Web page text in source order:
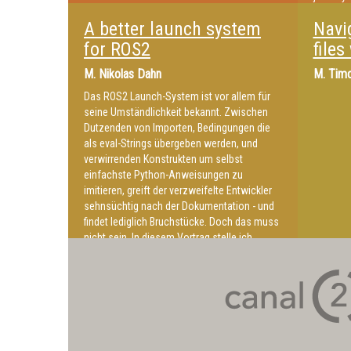
geben einen Überblick über den
Forschungsstand, teilen unsere Erfahrungen
bei TNG und demonstrieren unsere ROS 2
Open-Source-Integration für RFMs.
marine,
but now
out to
(AV)
A better launch system
for ROS2
M. Nikolas Dahn
Das ROS2 Launch-System ist vor allem für
seine Umständlichkeit bekannt. Zwischen
Dutzenden von Importen, Bedingungen die
als eval-Strings übergeben werden, und
verwirrenden Konstrukten um selbst
einfachste Python-Anweisungen zu
imitieren, greift der verzweifelte Entwickler
sehnsüchtig nach der Dokumentation - und
findet lediglich Bruchstücke. Doch das muss
nicht sein. In diesem Vortrag stelle ich
files
M.